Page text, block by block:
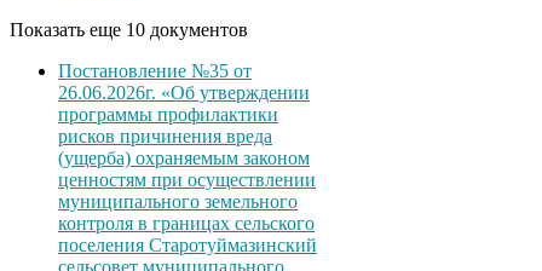
Показать еще 10 документов
Постановление №35 от
26.06.2026г. «Об утверждении
программы профилактики
рисков причинения вреда
(ущерба) охраняемым законом
ценностям при осуществлении
муниципального земельного
контроля в границах сельского
поселения Старотуймазинский
сельсовет муниципального